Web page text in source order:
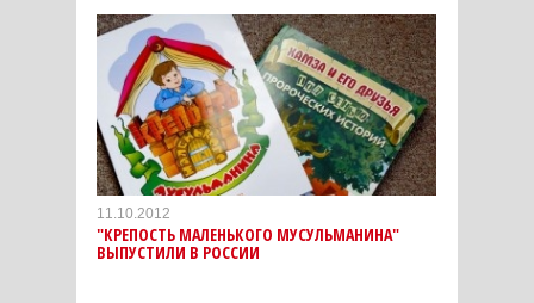
11.10.2012
"КРЕПОСТЬ МАЛЕНЬКОГО МУСУЛЬМАНИНА"
ВЫПУСТИЛИ В РОССИИ